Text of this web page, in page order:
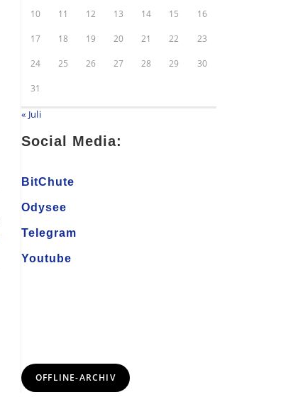
10 11 12 13 14 15 16
17 18 19 20 21 22 23
24 25 26 27 28 29 30
31
« Juli
Social Media:
BitChute
Odysee
Telegram
Youtube
OFFLINE-ARCHIV